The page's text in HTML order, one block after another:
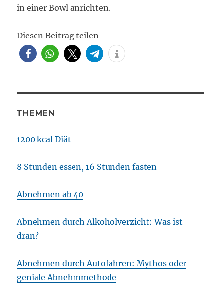
in einer Bowl anrichten.
Diesen Beitrag teilen
THEMEN
1200 kcal Diät
8 Stunden essen, 16 Stunden fasten
Abnehmen ab 40
Abnehmen durch Alkoholverzicht: Was ist
dran?
Abnehmen durch Autofahren: Mythos oder
geniale Abnehmmethode